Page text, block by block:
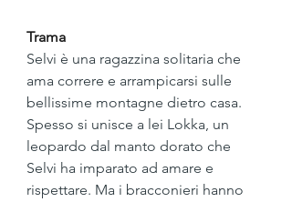
Trama
Selvi è una ragazzina solitaria che
ama correre e arrampicarsi sulle
bellissime montagne dietro casa.
Spesso si unisce a lei Lokka, un
leopardo dal manto dorato che
Selvi ha imparato ad amare e
rispettare. Ma i bracconieri hanno